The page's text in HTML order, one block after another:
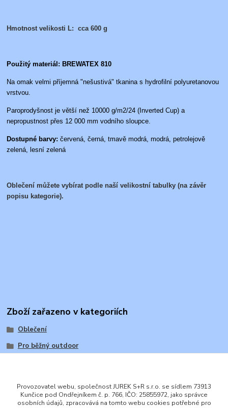
Hmotnost velikosti L: cca 600 g
Použitý materiál:BREWATEX 810
Na omak velmi příjemná "nešustivá" tkanina s hydrofilní polyuretanovou
vrstvou.
Paroprodyšnost je větší než 10000 g/m2/24 (Inverted Cup) a
nepropustnost přes 12 000 mm vodního sloupce.
Dostupné barvy:červená, černá, tmavě modrá, modrá, petrolejově
zelená, lesní zelená
Oblečení můžete vybírat podle naší velikostní tabulky (na závěr
popisu kategorie).
Zboží zařazeno v kategoriích
Oblečení
Pro běžný outdoor
ENGLISH
Provozovatel webu, společnost JUREK S+R s.r.o. se sídlem 73913
Kunčice pod Ondřejníkem č. p. 766, IČO: 25855972, jako správce
osobních údajů, zpracovává na tomto webu cookies potřebné pro